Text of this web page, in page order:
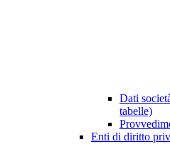
Dati
tabelle)
Enti di diritto